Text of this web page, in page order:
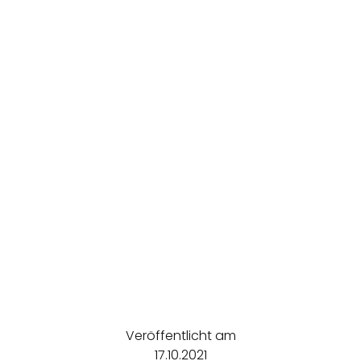
Veröffentlicht am
17.10.2021